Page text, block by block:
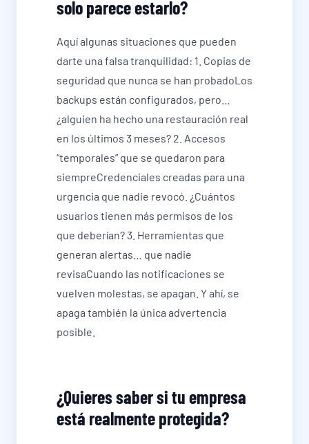
solo parece estarlo?
Aquí algunas situaciones que pueden
darte una falsa tranquilidad: 1. Copias de
seguridad que nunca se han probadoLos
backups están configurados, pero…
¿alguien ha hecho una restauración real
en los últimos 3 meses? 2. Accesos
“temporales” que se quedaron para
siempreCredenciales creadas para una
urgencia que nadie revocó. ¿Cuántos
usuarios tienen más permisos de los
que deberían? 3. Herramientas que
generan alertas… que nadie
revisaCuando las notificaciones se
vuelven molestas, se apagan. Y ahí, se
apaga también la única advertencia
posible.
¿Quieres saber si tu empresa
está realmente protegida?